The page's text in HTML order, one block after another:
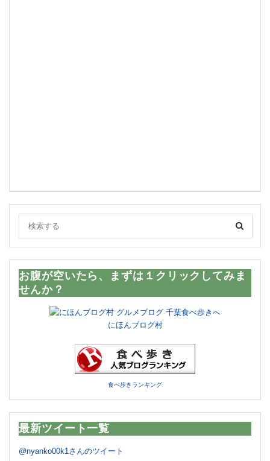
お腹が空いたら、まずは１クリックしてみま
せんか？
にほんブログ村
食べ歩きランキング
最新ツイート一覧
@nyanko00k1さんのツイート